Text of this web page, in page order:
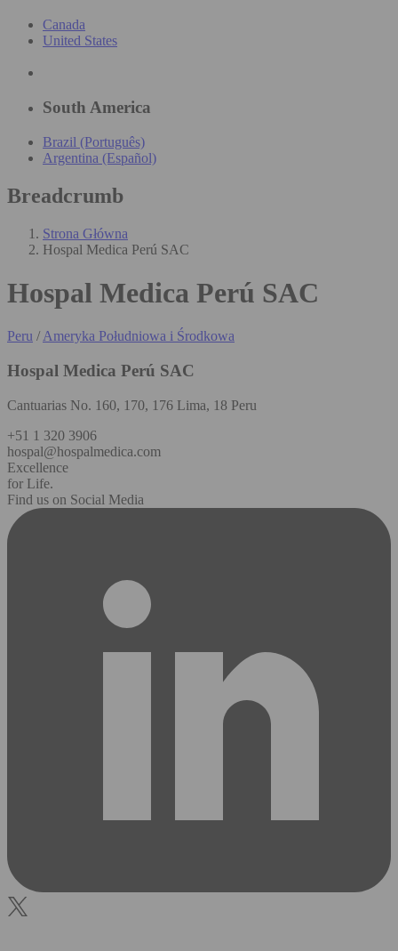
Canada
United States
South America
Brazil (Português)
Argentina (Español)
Breadcrumb
Strona Główna
Hospal Medica Perú SAC
Hospal Medica Perú SAC
Peru /Ameryka Południowa i Środkowa
Hospal Medica Perú SAC
Cantuarias No. 160, 170, 176 Lima, 18 Peru
+51 1 320 3906
hospal@hospalmedica.com
Excellence
for Life.
Find us on Social Media